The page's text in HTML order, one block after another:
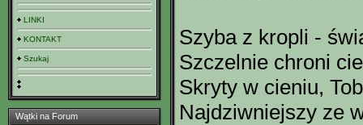
LINKI
KONTAKT
Szukaj
Wątki na Forum
Szyba z kropli -
Szczelnie chroni
Skryty w cieniu,
Najdziwniejszy ze